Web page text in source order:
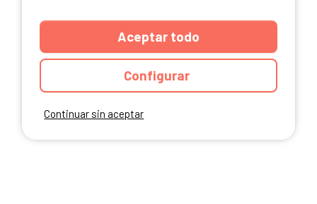
Continuar sin aceptar
Aceptar todo
Configurar